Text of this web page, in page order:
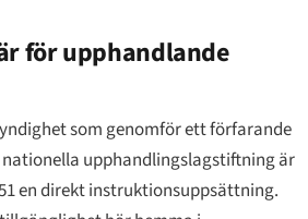
för upphandlande
som genomför ett förfarande
upphandlingslagstiftning är
en direkt instruktionsuppsättning.